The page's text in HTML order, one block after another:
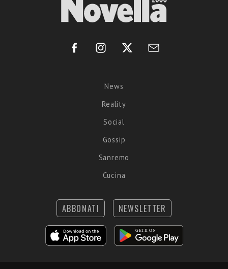
News
Reality
Social
Gossip
Sanremo
Cucina
ABBONATI NEWSLETTER